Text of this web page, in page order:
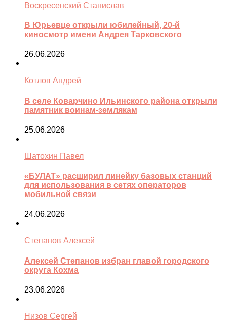
Воскресенский Станислав
В Юрьевце открыли юбилейный, 20-й
киносмотр имени Андрея Тарковского
26.06.2026
Котлов Андрей
В селе Коварчино Ильинского района открыли
памятник воинам-землякам
25.06.2026
Шатохин Павел
«БУЛАТ» расширил линейку базовых станций
для использования в сетях операторов
мобильной связи
24.06.2026
Степанов Алексей
Алексей Степанов избран главой городского
округа Кохма
23.06.2026
Низов Сергей